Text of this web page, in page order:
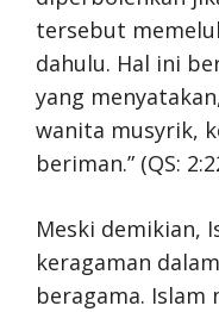
tersebut
dahulu. Hal ini
yang
wanita musyrik,
beriman.” (QS:
Meski demikian,
keragaman
beragama. Islam